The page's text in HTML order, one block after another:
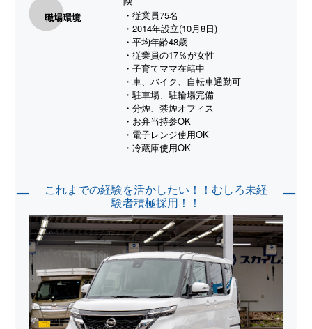
職場環境
・従業員75名
・2014年設立(10月8日)
・平均年齢48歳
・従業員の17％が女性
・子育てママ在籍中
・車、バイク、自転車通勤可
・駐車場、駐輪場完備
・分煙、禁煙オフィス
・お弁当持参OK
・電子レンジ使用OK
・冷蔵庫使用OK
ー
これまでの経験を活かしたい！！むしろ未経
験者積極採用！！
ー